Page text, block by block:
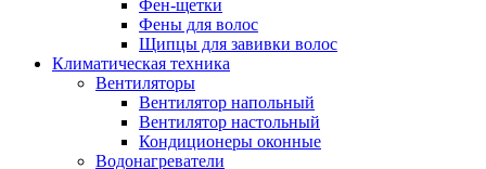
Фен-щетки
Фены для волос
Щипцы для завивки волос
Климатическая техника
Вентиляторы
Вентилятор напольный
Вентилятор настольный
Кондиционеры оконные
Водонагреватели